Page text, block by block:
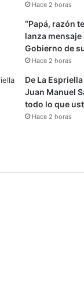
Hace 2 horas
“Papá, razón
lanza mensaje
Gobierno de
Hace 2 horas
De La
Juan Manuel
todo lo que
Hace 2 horas